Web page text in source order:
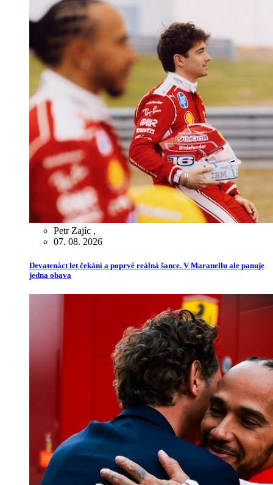
Petr Zajíc ,
07. 08. 2026
Devatenáct let čekání a poprvé reálná šance. V Maranellu ale panuje
jedna obava